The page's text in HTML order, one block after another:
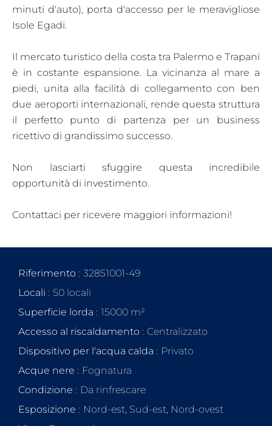
minuti d'auto), porta d'accesso per le meravigliose
Isole Egadi.
Il mercato turistico della costa tra Palermo e Trapani
è in costante espansione. La vicinanza al mare a
piedi, unita alla facilità di collegamento con ben
due aeroporti internazionali, rende questa struttura
il perfetto punto di partenza per un business
ricettivo di grandissimo successo.
Non lasciarti sfuggire questa incredibile
opportunità di investimento.
Contattaci per ricevere maggiori informazioni!
Riferimento
32851001-49
Locali
50 locali
Superficie lorda
15000 m²
Accesso al riscaldamento
Centralizzato
Dispositivo per l'acqua calda
Privato
Acque nere
Fognatura
Condizione
Da rinfrescare
Esposizione
Nord-est, Sud-est, Nord-ovest